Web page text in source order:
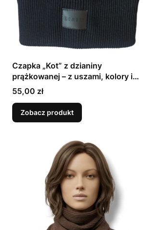
Czapka „Kot” z dzianiny
prążkowanej – z uszami, kolory i
rozmiary
Cena
55,00 zł
Zobacz produkt